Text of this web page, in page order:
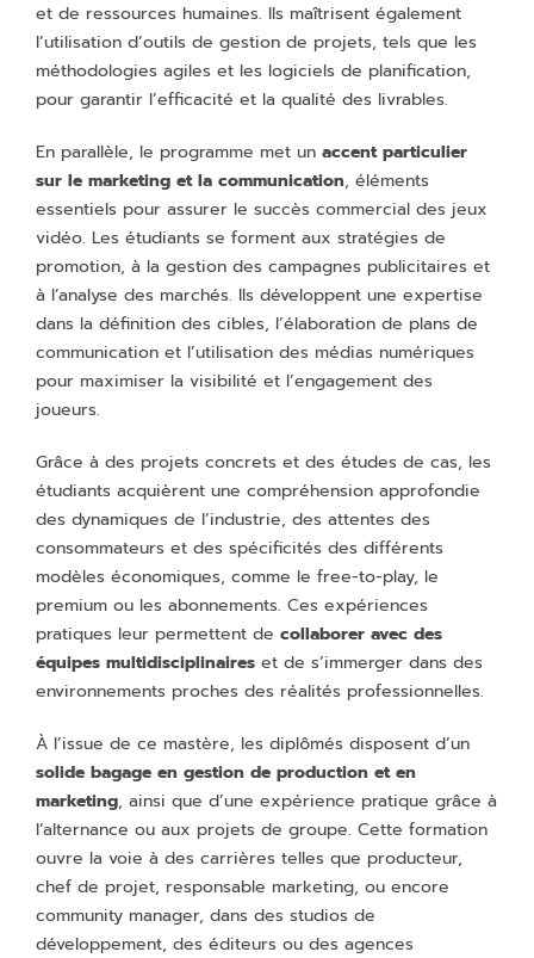
et de ressources humaines. Ils maîtrisent également
l’utilisation d’outils de gestion de projets, tels que les
méthodologies agiles et les logiciels de planification,
pour garantir l’efficacité et la qualité des livrables.
En parallèle, le programme met un accent particulier
sur le marketing et la communication, éléments
essentiels pour assurer le succès commercial des jeux
vidéo. Les étudiants se forment aux stratégies de
promotion, à la gestion des campagnes publicitaires et
à l’analyse des marchés. Ils développent une expertise
dans la définition des cibles, l’élaboration de plans de
communication et l’utilisation des médias numériques
pour maximiser la visibilité et l’engagement des
joueurs.
Grâce à des projets concrets et des études de cas, les
étudiants acquièrent une compréhension approfondie
des dynamiques de l’industrie, des attentes des
consommateurs et des spécificités des différents
modèles économiques, comme le free-to-play, le
premium ou les abonnements. Ces expériences
pratiques leur permettent de collaborer avec des
équipes multidisciplinaires et de s’immerger dans des
environnements proches des réalités professionnelles.
À l’issue de ce mastère, les diplômés disposent d’un
solide bagage en gestion de production et en
marketing, ainsi que d’une expérience pratique grâce à
l’alternance ou aux projets de groupe. Cette formation
ouvre la voie à des carrières telles que producteur,
chef de projet, responsable marketing, ou encore
community manager, dans des studios de
développement, des éditeurs ou des agences